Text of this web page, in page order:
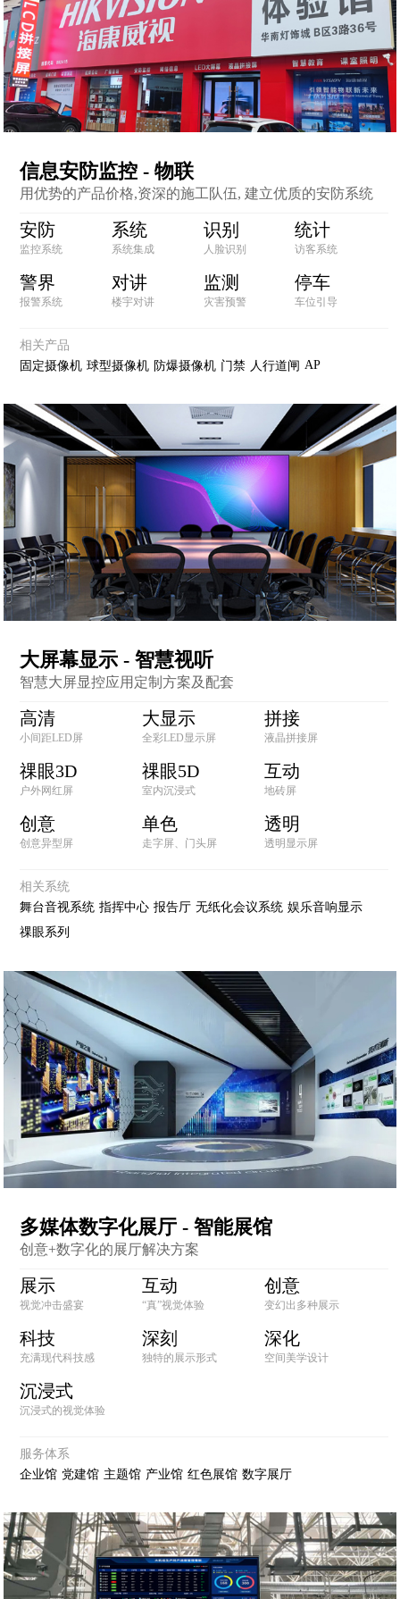
信息安防监控 - 物联
用优势的产品价格,资深的施工队伍, 建立优质的安防系统
安防
监控系统
系统
系统集成
识别
人脸识别
统计
访客系统
警界
报警系统
对讲
楼宇对讲
监测
灾害预警
停车
车位引导
相关产品
固定摄像机 球型摄像机 防爆摄像机 门禁 人行道闸 AP
大屏幕显示 - 智慧视听
智慧大屏显控应用定制方案及配套
高清
小间距LED屏
大显示
全彩LED显示屏
拼接
液晶拼接屏
祼眼3D
户外网红屏
祼眼5D
室内沉浸式
互动
地砖屏
创意
创意异型屏
单色
走字屏、门头屏
透明
透明显示屏
相关系统
舞台音视系统 指挥中心 报告厅 无纸化会议系统 娱乐音响显示
祼眼系列
多媒体数字化展厅 - 智能展馆
创意+数字化的展厅解决方案
展示
视觉冲击盛宴
互动
“真”视觉体验
创意
变幻出多种展示
科技
充满现代科技感
深刻
独特的展示形式
深化
空间美学设计
沉浸式
沉浸式的视觉体验
服务体系
企业馆 党建馆 主题馆 产业馆 红色展馆 数字展厅